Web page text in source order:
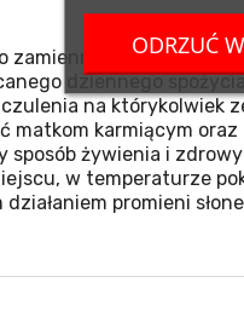
zamiennik bądź
dziennego
na którykolwiek
matkom karmiącym oraz
sposób żywienia i
w temperaturze
promieni
ODRZUĆ